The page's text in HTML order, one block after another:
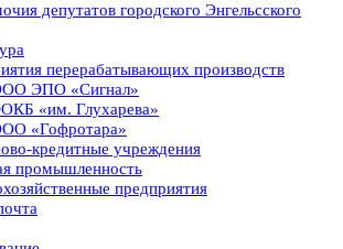
депутатов городского Энгельсского
перерабатывающих производств
ЭПО «Сигнал»
«им. Глухарева»
«Гофротара»
кредитные учреждения
промышленность
предприятия